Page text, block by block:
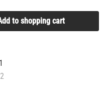
desired amount or
to shopping cart